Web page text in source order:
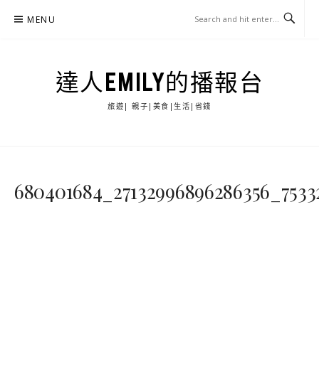
MENU
達人EMILY的播報台
旅遊| 親子|美食|生活|省錢